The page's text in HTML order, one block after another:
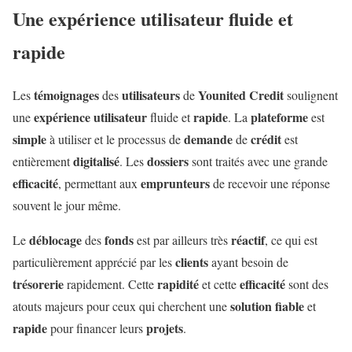
Une expérience utilisateur fluide et
rapide
LestémoignagesdesutilisateursdeYounited Creditsoulignent
uneexpérienceutilisateurfluide etrapide. Laplateformeest
simpleà utiliser et le processus dedemandedecréditest
entièrementdigitalisé. Lesdossierssont traités avec une grande
efficacité, permettant auxemprunteursde recevoir une réponse
souvent le jour même.
Ledéblocagedesfondsest par ailleurs trèsréactif, ce qui est
particulièrement apprécié par lesclientsayant besoin de
trésorerierapidement. Cetterapiditéet cetteefficacitésont des
atouts majeurs pour ceux qui cherchent unesolutionfiableet
rapidepour financer leursprojets.